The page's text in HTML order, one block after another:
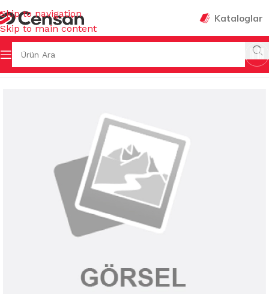
Skip to navigation
Skip to main content
Kataloglar
MUHTELİF MUTFAK EŞYALARI